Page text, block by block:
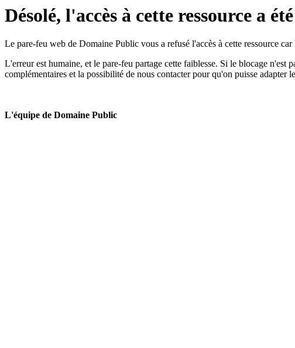
Désolé, l'accès à cette ressource a
Le pare-feu web de Domaine Public vous a refusé l'accès à cette ressource
L'erreur est humaine, et le pare-feu partage cette faiblesse. Si le blocage n'est
complémentaires et la possibilité de nous contacter pour qu'on puisse adapter
L'équipe de Domaine Public